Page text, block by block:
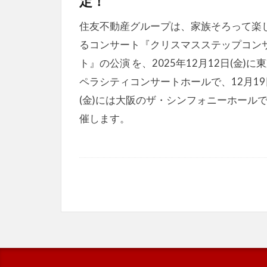
住友不動産グループは、家族そろって楽
るコンサート『クリスマスステップコン
ト』の公演 を、2025年12月12日(金)に
ペラシティコンサートホールで、12月
(金)には大阪のザ・シンフォニーホール
催します。